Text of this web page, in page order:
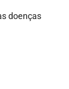
doenças